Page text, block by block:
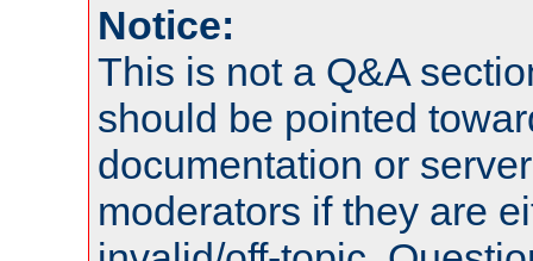
Notice:
This is not a Q&A
should be pointed
documentation or
moderators if they are